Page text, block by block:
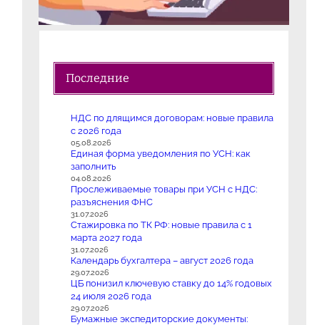
Последние
НДС по длящимся договорам: новые правила
с 2026 года
05.08.2026
Единая форма уведомления по УСН: как
заполнить
04.08.2026
Прослеживаемые товары при УСН с НДС:
разъяснения ФНС
31.07.2026
Стажировка по ТК РФ: новые правила с 1
марта 2027 года
31.07.2026
Календарь бухгалтера – август 2026 года
29.07.2026
ЦБ понизил ключевую ставку до 14% годовых
24 июля 2026 года
29.07.2026
Бумажные экспедиторские документы: